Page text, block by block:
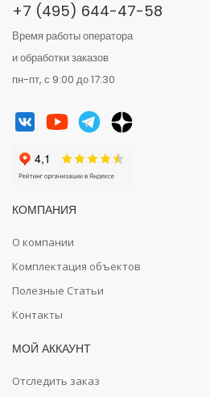
+7 (495) 644-47-58
Время работы оператора
и обработки заказов
пн-пт, с 9:00 до 17:30
КОМПАНИЯ
О компании
Комплектация объектов
Полезные Статьи
Контакты
МОЙ АККАУНТ
Отследить заказ